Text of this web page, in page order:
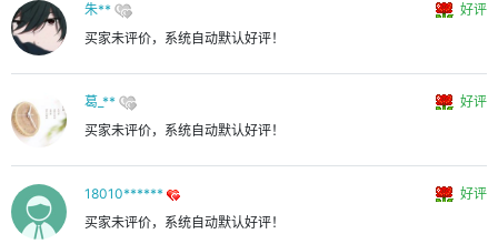
朱**
好评
买家未评价，系统自动默认好评！
葛_**
好评
买家未评价，系统自动默认好评！
18010******
好评
买家未评价，系统自动默认好评！